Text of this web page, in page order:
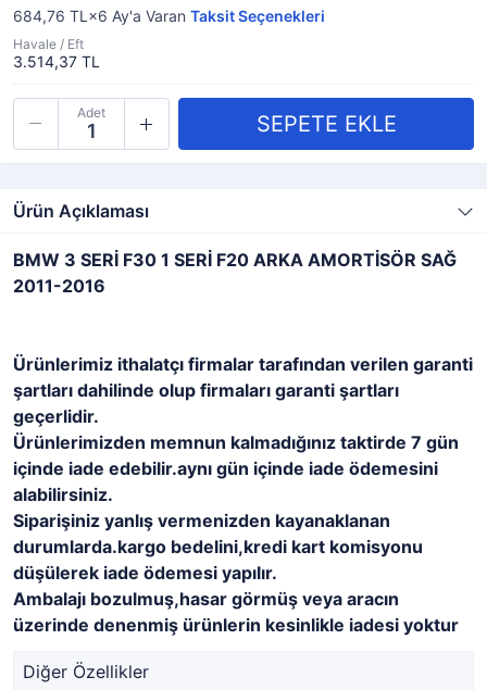
684,76 TL×6 Ay'a Varan Taksit Seçenekleri
Havale / Eft
3.514,37 TL
Adet
Ürün Açıklaması
BMW 3 SERİ F30 1 SERİ F20 ARKA AMORTİSÖR SAĞ
2011-2016
Ürünlerimiz ithalatçı firmalar tarafından verilen garanti
şartları dahilinde olup firmaları garanti şartları
geçerlidir.
Ürünlerimizden memnun kalmadığınız taktirde 7 gün
içinde iade edebilir.aynı gün içinde iade ödemesini
alabilirsiniz.
Siparişiniz yanlış vermenizden kayanaklanan
durumlarda.kargo bedelini,kredi kart komisyonu
düşülerek iade ödemesi yapılır.
Ambalajı bozulmuş,hasar görmüş veya aracın
üzerinde denenmiş ürünlerin kesinlikle iadesi yoktur
Diğer Özellikler